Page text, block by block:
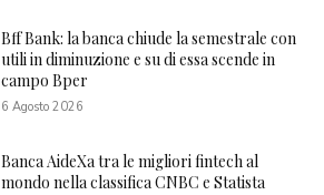
Bff Bank: la banca chiude la semestrale con
utili in diminuzione e su di essa scende in
campo Bper
6 Agosto 2026
Banca AideXa tra le migliori fintech al
mondo nella classifica CNBC e Statista